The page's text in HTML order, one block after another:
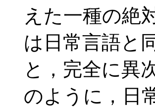
えた一種の絶
は日常言語と
と，完全に異
のように，日